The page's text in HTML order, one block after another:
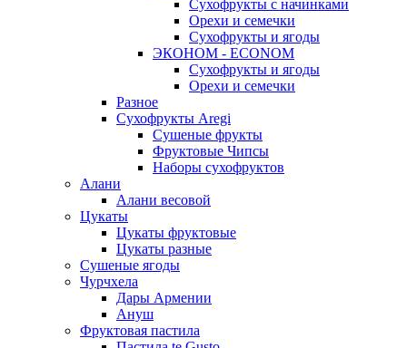
Сухофрукты с начинками
Орехи и семечки
Сухофрукты и ягоды
ЭКОНОМ - ECONOM
Сухофрукты и ягоды
Орехи и семечки
Разное
Сухофрукты Aregi
Сушеные фрукты
Фруктовые Чипсы
Наборы сухофруктов
Алани
Алани весовой
Цукаты
Цукаты фруктовые
Цукаты разные
Сушеные ягоды
Чурчхела
Дары Армении
Ануш
Фруктовая пастила